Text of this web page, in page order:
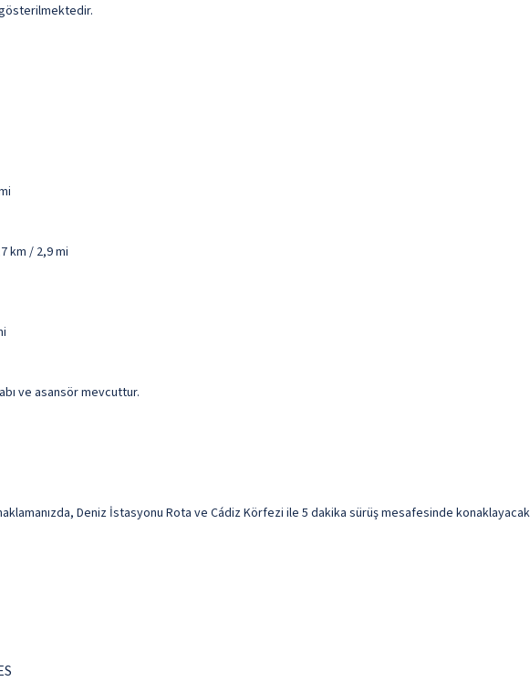
km / 2,9 mi
ve asansör mevcuttur.
Deniz İstasyonu Rota ve Cádiz Körfezi ile 5 dakika sürüş mesafesinde